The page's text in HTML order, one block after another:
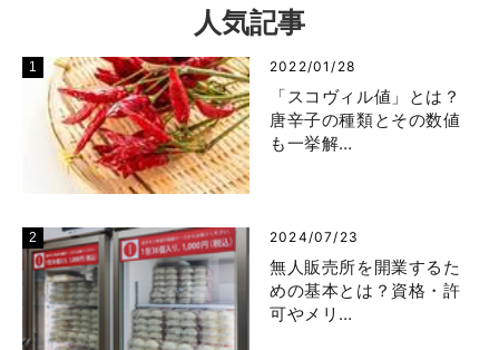
人気記事
2022/01/28
「スコヴィル値」とは？
唐辛子の種類とその数値
も一挙解…
2024/07/23
無人販売所を開業するた
めの基本とは？資格・許
可やメリ…